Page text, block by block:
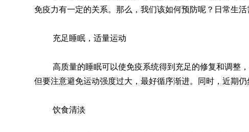
免疫力有一定的关系。那么，我们该如何预防呢？日常生活
充足睡眠，适量运动
高质量的睡眠可以使免疫系统得到充足的修复和调整
但要注意避免运动强度过大，最好循序渐进。同时，近期
饮食清淡